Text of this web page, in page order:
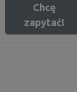
Chcę
zapytać!